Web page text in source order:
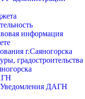
информация
г.Саяногорска
градостроительства
Уведомления ДАГН